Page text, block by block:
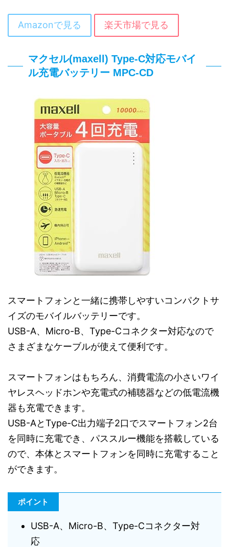
Amazonで見る 楽天市場で見る
マクセル(maxell) Type-C対応モバイ
ル充電バッテリー MPC-CD
スマートフォンと一緒に携帯しやすいコンパクトサ
イズのモバイルバッテリーです。
USB-A、Micro-B、Type-Cコネクター対応なので
さまざまなケーブルが使えて便利です。
スマートフォンはもちろん、消費電流の小さいワイ
ヤレスヘッドホンや充電式の補聴器などの低電流機
器も充電できます。
USB-AとType-C出力端子2口でスマートフォン2台
を同時に充電でき、パススルー機能を搭載している
ので、本体とスマートフォンを同時に充電すること
ができます。
ポイント
USB-A、Micro-B、Type-Cコネクター対
応